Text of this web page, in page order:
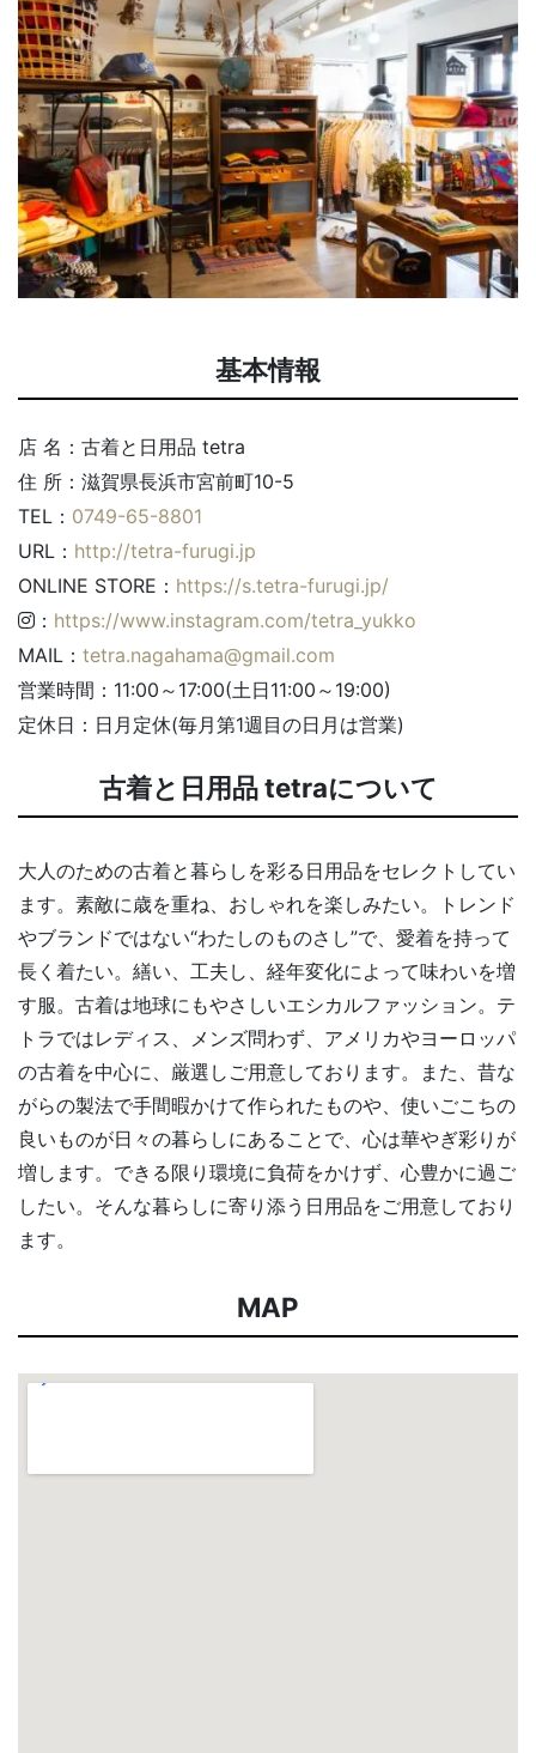
基本情報
店 名：古着と日用品 tetra
住 所：滋賀県長浜市宮前町10-5
TEL： 0749-65-8801
URL： http://tetra-furugi.jp
ONLINE STORE： https://s.tetra-furugi.jp/
： https://www.instagram.com/tetra_yukko
MAIL： tetra.nagahama@gmail.com
営業時間：11:00～17:00(土日11:00～19:00)
定休日：日月定休(毎月第1週目の日月は営業)
古着と日用品 tetraについて
大人のための古着と暮らしを彩る日用品をセレクトしてい
ます。素敵に歳を重ね、おしゃれを楽しみたい。トレンド
やブランドではない“わたしのものさし”で、愛着を持って
長く着たい。繕い、工夫し、経年変化によって味わいを増
す服。古着は地球にもやさしいエシカルファッション。テ
トラではレディス、メンズ問わず、アメリカやヨーロッパ
の古着を中心に、厳選しご用意しております。また、昔な
がらの製法で手間暇かけて作られたものや、使いごこちの
良いものが日々の暮らしにあることで、心は華やぎ彩りが
増します。できる限り環境に負荷をかけず、心豊かに過ご
したい。そんな暮らしに寄り添う日用品をご用意しており
ます。
MAP